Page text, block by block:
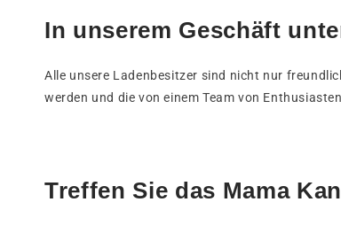
In unserem Geschäft
Alle unsere Ladenbesitzer sind nicht nur
werden und die von einem Team von
Treffen Sie das Mama